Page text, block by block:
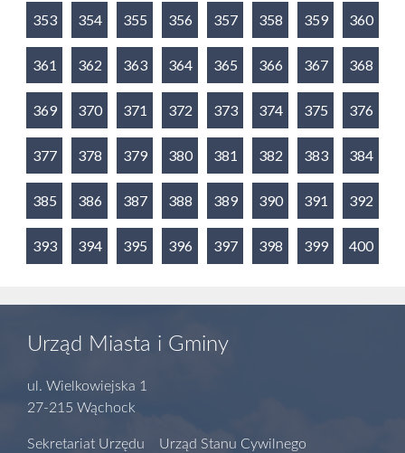
353 354 355 356 357 358 359 360
361 362 363 364 365 366 367 368
369 370 371 372 373 374 375 376
377 378 379 380 381 382 383 384
385 386 387 388 389 390 391 392
393 394 395 396 397 398 399 400
Urząd Miasta i Gminy
ul. Wielkowiejska 1
27-215 Wąchock
Sekretariat Urzędu Urząd Stanu Cywilnego